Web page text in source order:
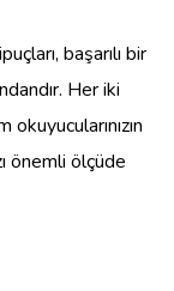
başarılı bir
Her iki
önemli ölçüde